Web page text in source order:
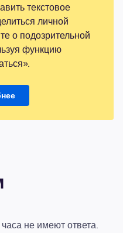
текстовое
личной
о подозрительной
функцию
не имеют ответа.